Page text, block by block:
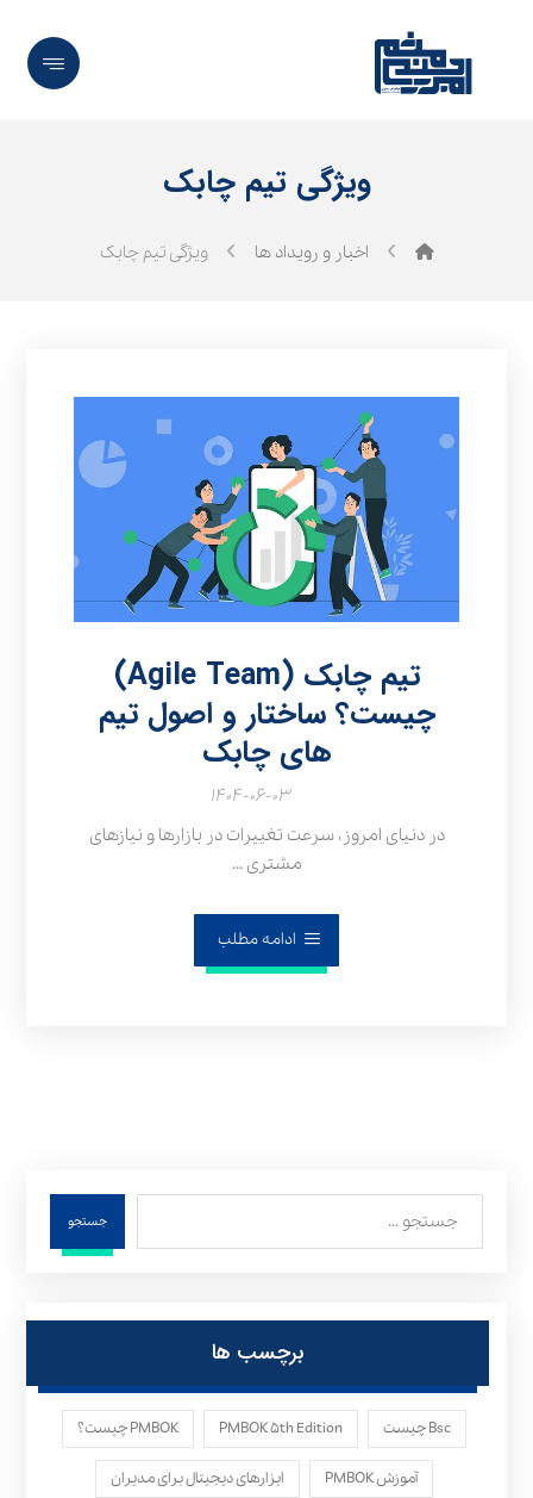
ویژگی تیم چابک
اخبار و رویداد ها ویژگی تیم چابک
تیم چابک (Agile Team)
چیست؟ ساختار و اصول تیم
های چابک
۱۴۰۴-۰۶-۰۳
در دنیای امروز، سرعت تغییرات در بازارها و نیازهای
مشتری ...
ادامه مطلب
جستجو
برچسب ها
Bsc چیست PMBOK ۵th Edition PMBOK چیست؟
آموزش PMBOK ابزارهای دیجیتال برای مدیران